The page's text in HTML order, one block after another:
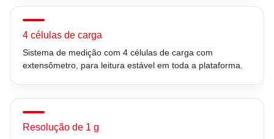
4 células de carga
Sistema de medição com 4 células de carga com
extensômetro, para leitura estável em toda a plataforma.
Resolução de 1 g